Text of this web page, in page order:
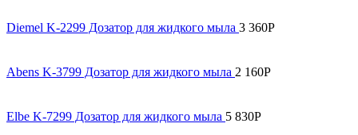
Diemel K-2299 Дозатор для жидкого мыла 3 360Р
Abens K-3799 Дозатор для жидкого мыла 2 160Р
Elbe K-7299 Дозатор для жидкого мыла 5 830Р